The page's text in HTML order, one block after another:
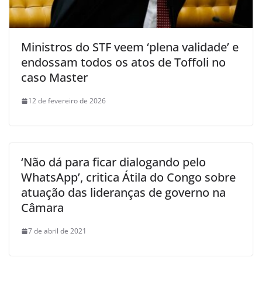
Ministros do STF veem ‘plena validade’ e
endossam todos os atos de Toffoli no
caso Master
12 de fevereiro de 2026
‘Não dá para ficar dialogando pelo
WhatsApp’, critica Átila do Congo sobre
atuação das lideranças de governo na
Câmara
7 de abril de 2021